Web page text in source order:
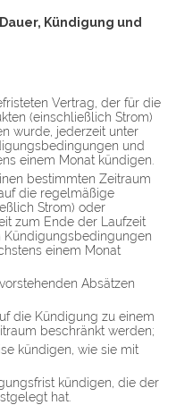
Kündigung und
Vertrag, der für die
(einschließlich Strom)
wurde, jederzeit unter
und
einem Monat kündigen.
bestimmten Zeitraum
die regelmäßige
Strom) oder
zum Ende der Laufzeit
Kündigungsbedingungen
einem Monat
Absätzen
die Kündigung zu einem
beschränkt werden;
kündigen, wie sie mit
kündigen, die der
hat.